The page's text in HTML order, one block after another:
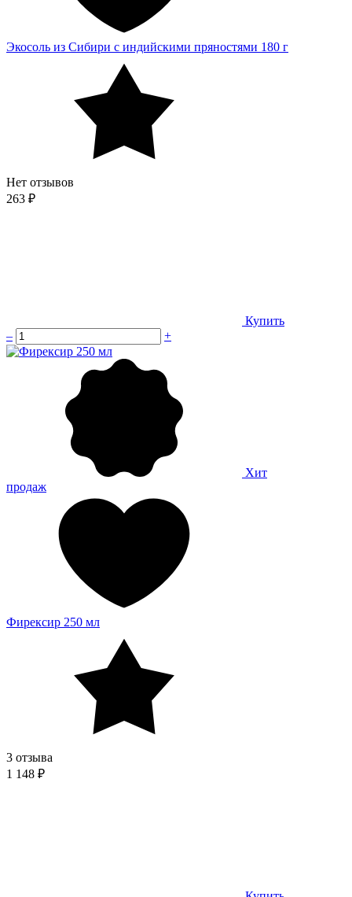
Экосоль из Сибири с индийскими пряностями 180 г
Нет отзывов
263 ₽
Купить
–
+
Хит
продаж
Фирексир 250 мл
3 отзыва
1 148 ₽